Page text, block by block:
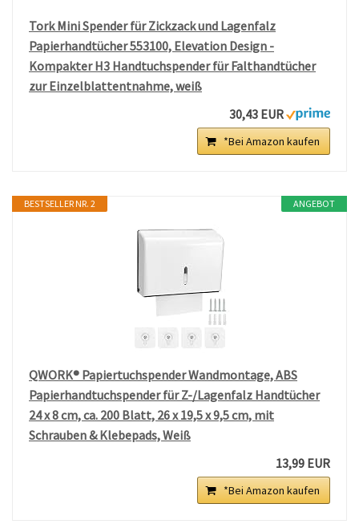
Tork Mini Spender für Zickzack und Lagenfalz
Papierhandtücher 553100, Elevation Design -
Kompakter H3 Handtuchspender für Falthandtücher
zur Einzelblattentnahme, weiß
30,43 EUR
*Bei Amazon kaufen
ANGEBOT
BESTSELLER NR. 2
QWORK® Papiertuchspender Wandmontage, ABS
Papierhandtuchspender für Z-/Lagenfalz Handtücher
24 x 8 cm, ca. 200 Blatt, 26 x 19,5 x 9,5 cm, mit
Schrauben & Klebepads, Weiß
13,99 EUR
*Bei Amazon kaufen